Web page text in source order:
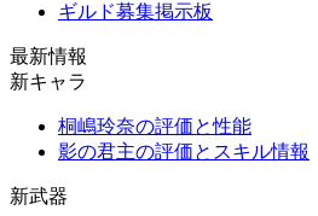
ギルド募集掲示板
最新情報
新キャラ
桐嶋玲奈の評価と性能
影の君主の評価とスキル情報
新武器